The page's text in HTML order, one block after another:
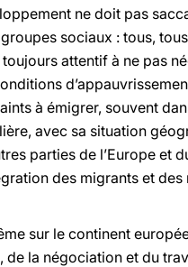
ne doit pas
sociaux : tous,
attentif à ne pas
à émigrer, souvent
avec sa situation
parties de l’Europe et
des migrants et
sur le continent
de la négociation et du